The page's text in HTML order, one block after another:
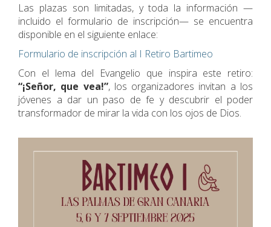
Las plazas son limitadas, y toda la información —
incluido el formulario de inscripción— se encuentra
disponible en el siguiente enlace:
Formulario de inscripción al I Retiro Bartimeo
Con el lema del Evangelio que inspira este retiro:
“¡Señor, que vea!”, los organizadores invitan a los
jóvenes a dar un paso de fe y descubrir el poder
transformador de mirar la vida con los ojos de Dios.